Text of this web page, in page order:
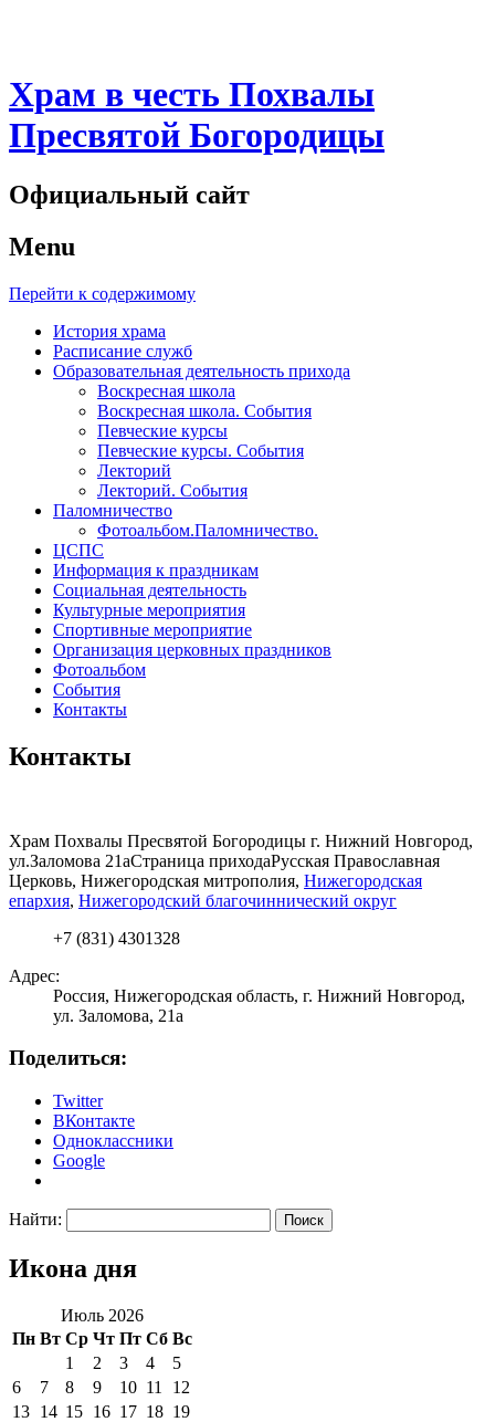
Храм в честь Похвалы
Пресвятой Богородицы
Официальный сайт
Menu
Перейти к содержимому
История храма
Расписание служб
Образовательная деятельность прихода
Воскресная школа
Воскресная школа. События
Певческие курсы
Певческие курсы. События
Лекторий
Лекторий. События
Паломничество
Фотоальбом.Паломничество.
ЦСПС
Информация к праздникам
Социальная деятельность
Культурные мероприятия
Спортивные мероприятие
Организация церковных праздников
Фотоальбом
События
Контакты
Контакты
Храм Похвалы Пресвятой Богородицы г. Нижний Новгород,
ул.Заломова 21аСтраница приходаРусская Православная
Церковь, Нижегородская митрополия, Нижегородская
епархия, Нижегородский благочиннический округ
+7 (831) 4301328
Адрес:
Россия, Нижегородская область, г. Нижний Новгород,
ул. Заломова, 21а
Поделиться:
Twitter
ВКонтакте
Одноклассники
Google
Найти:
Икона дня
Июль 2026
Пн Вт Ср Чт Пт Сб Вс
1 2 3 4
5
6
7 8 9 10 11
12
13 14 15 16 17 18 19